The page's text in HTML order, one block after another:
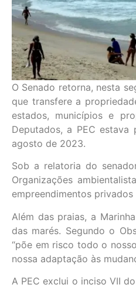
O Senado retorna, nesta
que transfere a
estados, municípios e
Deputados, a PEC
agosto de 2023.
Sob a relatoria do
Organizações
empreendimentos
Além das praias, a
das marés. Segundo o
“põe em risco todo o
nossa adaptação às
A PEC exclui o inciso VII